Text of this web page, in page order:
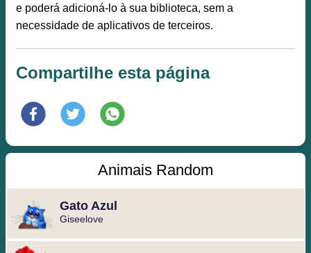
e poderá adicioná-lo à sua biblioteca, sem a
necessidade de aplicativos de terceiros.
Compartilhe esta página
Animais Random
Gato Azul
Giseelove